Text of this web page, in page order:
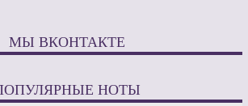
МЫ ВКОНТАКТЕ
НОТЫ